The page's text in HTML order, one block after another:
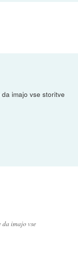
imajo vse storitve
imajo vse